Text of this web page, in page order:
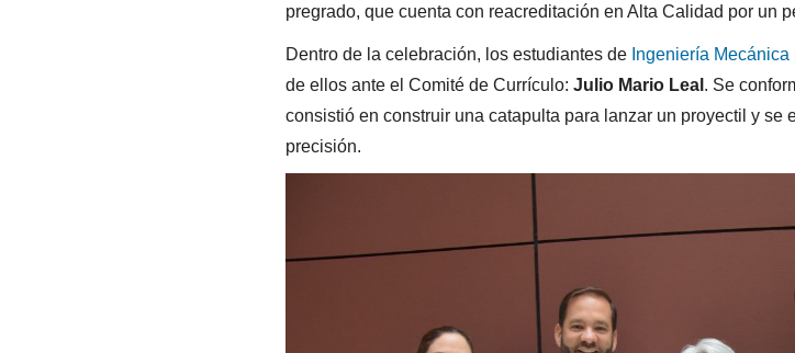
pregrado, que cuenta con reacreditación en Alta Calidad por un
Dentro de la celebración, los estudiantes de Ingeniería Mecánica
de ellos ante el Comité de Currículo: Julio Mario Leal . Se
consistió en construir una catapulta para lanzar un proyectil y
precisión.